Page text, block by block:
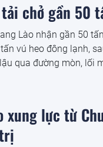
chở gần 50
Lào nhận gần 50
vú heo đông lạnh,
qua đường mòn, lối
xung lực từ